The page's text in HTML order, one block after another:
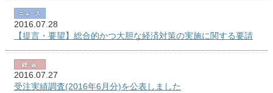
2016.07.28
【提言・要望】総合的かつ大胆な経済対策の実施に関する要請
2016.07.27
受注実績調査(2016年6月分)を公表しました